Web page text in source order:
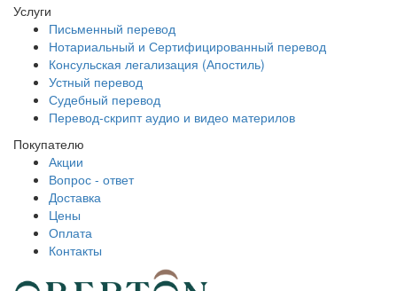
Услуги
Письменный перевод
Нотариальный и Сертифицированный перевод
Консульская легализация (Апостиль)
Устный перевод
Судебный перевод
Перевод-скрипт аудио и видео материлов
Покупателю
Акции
Вопрос - ответ
Доставка
Цены
Оплата
Контакты